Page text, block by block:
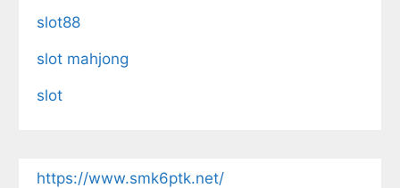
slot88
slot mahjong
slot
https://www.smk6ptk.net/